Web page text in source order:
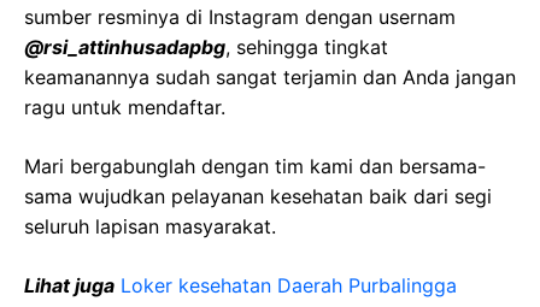
sumber resminya di Instagram dengan usernam
@rsi_attinhusadapbg, sehingga tingkat
keamanannya sudah sangat terjamin dan Anda jangan
ragu untuk mendaftar.
Mari bergabunglah dengan tim kami dan bersama-
sama wujudkan pelayanan kesehatan baik dari segi
seluruh lapisan masyarakat.
Lihat juga Loker kesehatan Daerah Purbalingga